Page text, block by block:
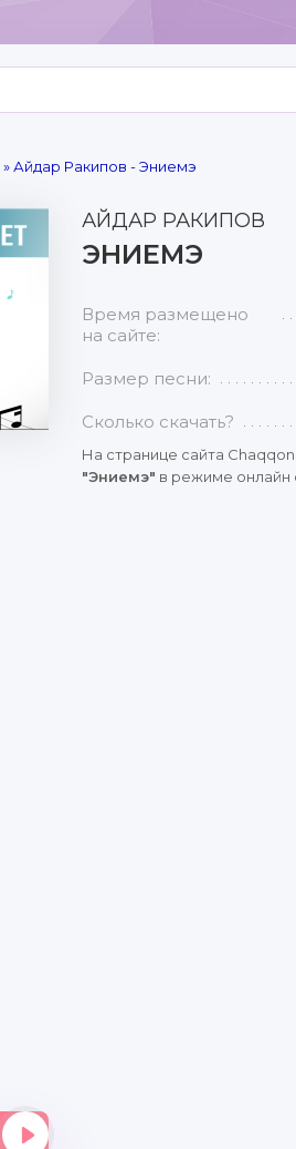
» Айдар Ракипов - Эниемэ
АЙДАР РАКИПОВ
ЭНИЕМЭ
Время размещено
на сайте:
Размер песни:
Сколько скачать?
На странице сайта
"Эниемэ" в режиме онлайн